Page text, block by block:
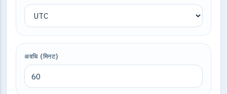
अवधि (मिनट)